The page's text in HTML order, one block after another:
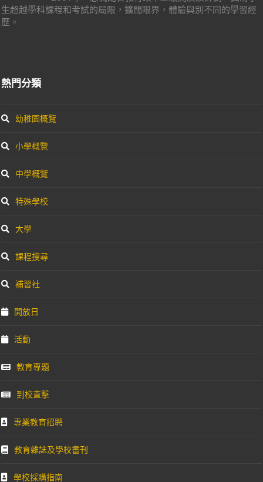
生超越學科課程和考試的局限，擴闊眼界，體驗與別不同的學習經
歷。
熱門分類
幼稚園概覽
小學概覽
中學概覽
特殊學校
大學
課程搜尋
補習社
開放日
活動
教育專題
到校直擊
專業教育招聘
教育雜誌及學校書刊
學校採購指南